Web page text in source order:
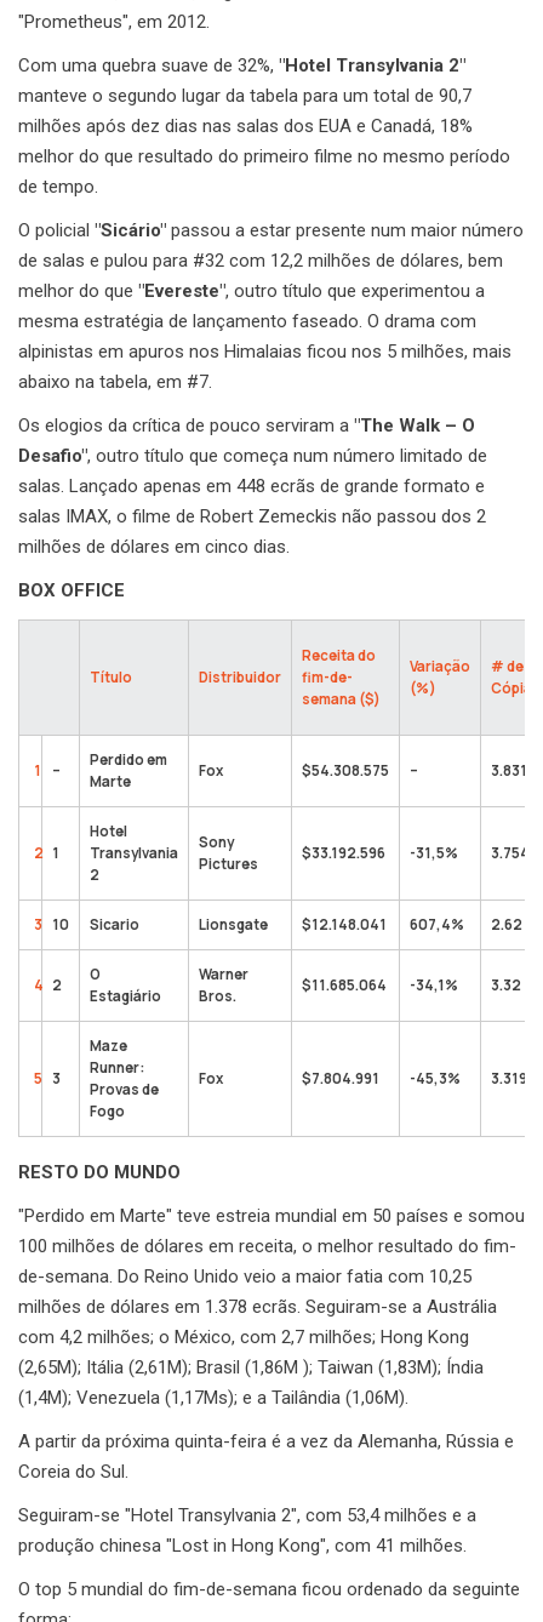
"Prometheus", em 2012.
Com uma quebra suave de 32%, "Hotel Transylvania 2"
manteve o segundo lugar da tabela para um total de 90,7
milhões após dez dias nas salas dos EUA e Canadá, 18%
melhor do que resultado do primeiro filme no mesmo período
de tempo.
O policial "Sicário" passou a estar presente num maior número
de salas e pulou para #32 com 12,2 milhões de dólares, bem
melhor do que "Evereste", outro título que experimentou a
mesma estratégia de lançamento faseado. O drama com
alpinistas em apuros nos Himalaias ficou nos 5 milhões, mais
abaixo na tabela, em #7.
Os elogios da crítica de pouco serviram a "The Walk – O
Desafio", outro título que começa num número limitado de
salas. Lançado apenas em 448 ecrãs de grande formato e
salas IMAX, o filme de Robert Zemeckis não passou dos 2
milhões de dólares em cinco dias.
BOX OFFICE
Título Distribuidor
Receita do
fim-de-
semana ($)
Variação
(%)
# de
Cópias
1 –
Perdido em
Marte
Fox $54.308.575 – 3.831
2 1
Hotel
Transylvania
2
Sony
Pictures
$33.192.596 -31,5% 3.754
3 10 Sicario Lionsgate $12.148.041 607,4% 2.62
4 2
O
Estagiário
Warner
Bros.
$11.685.064 -34,1% 3.32
5 3
Maze
Runner:
Provas de
Fogo
Fox $7.804.991 -45,3% 3.319
RESTO DO MUNDO
"Perdido em Marte" teve estreia mundial em 50 países e somou
100 milhões de dólares em receita, o melhor resultado do fim-
de-semana. Do Reino Unido veio a maior fatia com 10,25
milhões de dólares em 1.378 ecrãs. Seguiram-se a Austrália
com 4,2 milhões; o México, com 2,7 milhões; Hong Kong
(2,65M); Itália (2,61M); Brasil (1,86M ); Taiwan (1,83M); Índia
(1,4M); Venezuela (1,17Ms); e a Tailândia (1,06M).
A partir da próxima quinta-feira é a vez da Alemanha, Rússia e
Coreia do Sul.
Seguiram-se "Hotel Transylvania 2", com 53,4 milhões e a
produção chinesa "Lost in Hong Kong", com 41 milhões.
O top 5 mundial do fim-de-semana ficou ordenado da seguinte